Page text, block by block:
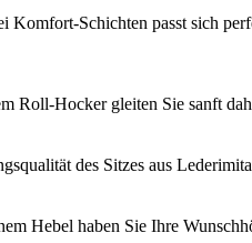
Schichten passt sich
gleiten Sie sanft dahin
des Sitzes aus
haben Sie Ihre